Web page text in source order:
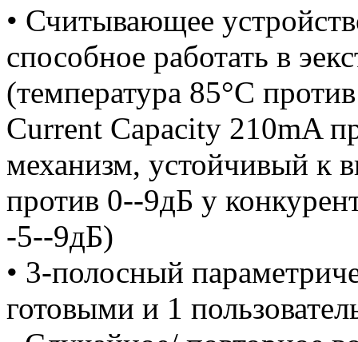
• Считывающее
способное работать в
(температура 85°C
Current Capacity 210mA
механизм, устойчивый к
против 0--9дБ у
-5--9дБ)
• 3-полосный
готовыми и 1